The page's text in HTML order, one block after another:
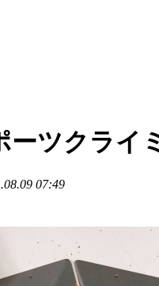
ーツクラ
07:49